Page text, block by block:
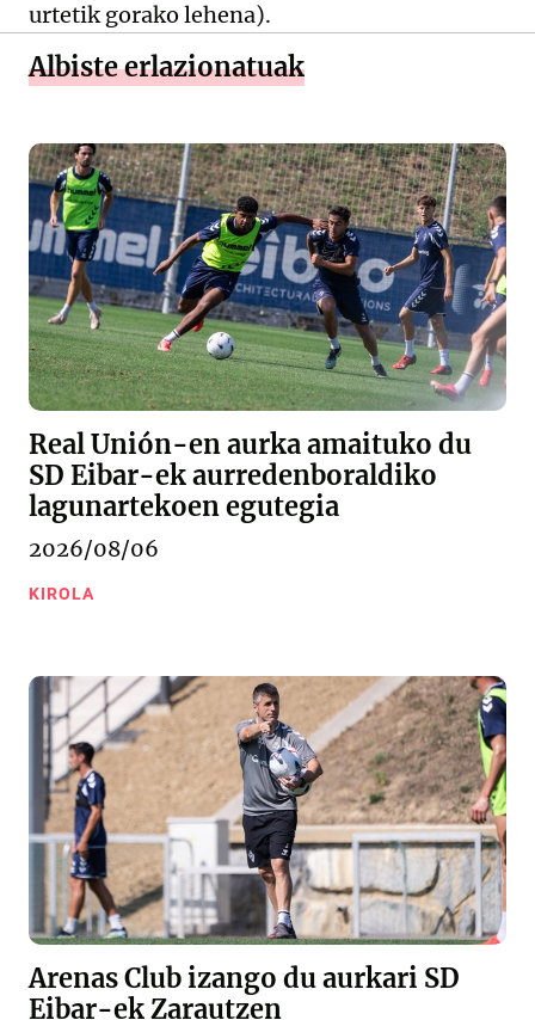
urtetik gorako lehena).
Albiste erlazionatuak
Real Unión-en aurka amaituko du
SD Eibar-ek aurredenboraldiko
lagunartekoen egutegia
2026/08/06
KIROLA
Arenas Club izango du aurkari SD
Eibar-ek Zarautzen